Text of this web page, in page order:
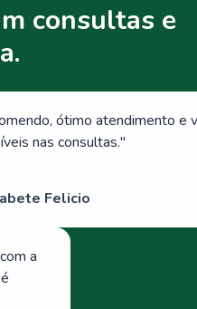
consultas e
ótimo atendimento e
nas consultas."
Felicio
a